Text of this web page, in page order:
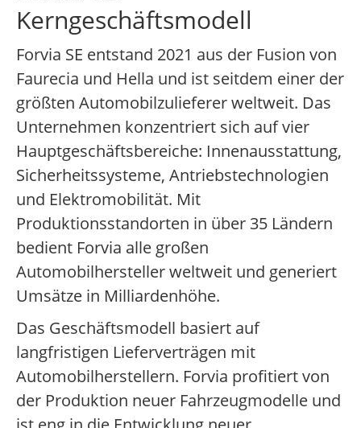
Kerngeschäftsmodell
Forvia SE entstand 2021 aus der Fusion von
Faurecia und Hella und ist seitdem einer der
größten Automobilzulieferer weltweit. Das
Unternehmen konzentriert sich auf vier
Hauptgeschäftsbereiche: Innenausstattung,
Sicherheitssysteme, Antriebstechnologien
und Elektromobilität. Mit
Produktionsstandorten in über 35 Ländern
bedient Forvia alle großen
Automobilhersteller weltweit und generiert
Umsätze in Milliardenhöhe.
Das Geschäftsmodell basiert auf
langfristigen Lieferverträgen mit
Automobilherstellern. Forvia profitiert von
der Produktion neuer Fahrzeugmodelle und